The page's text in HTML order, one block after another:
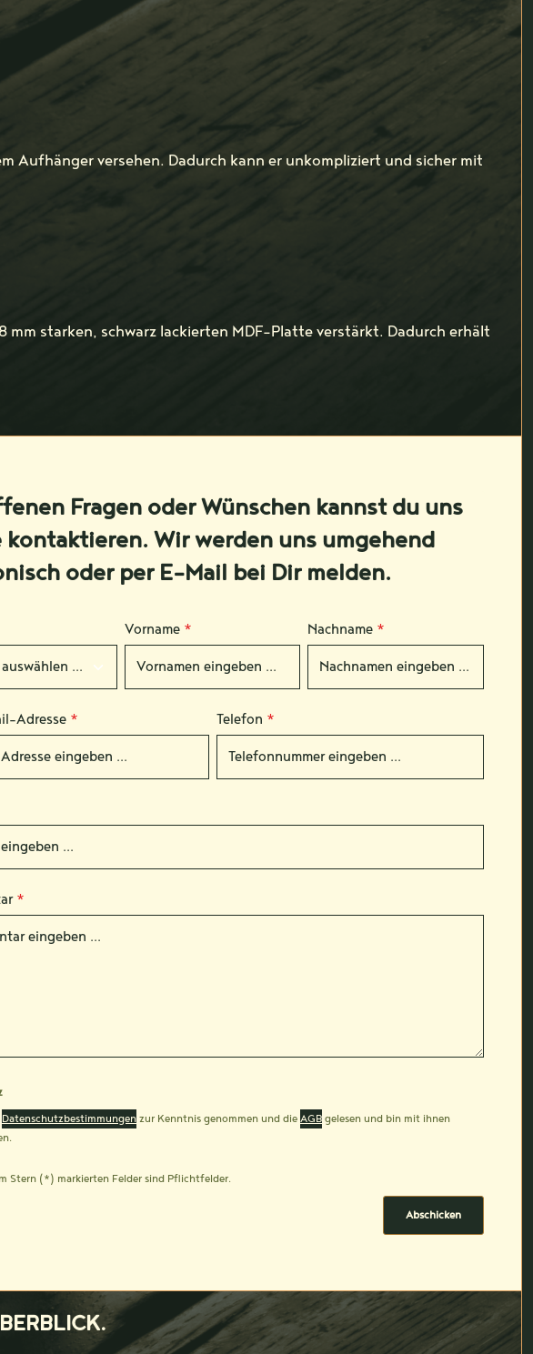
Aufhänger versehen. Dadurch kann er unkompliziert und sicher mit
mm starken, schwarz lackierten MDF-Platte verstärkt. Dadurch erhält
Fragen oder Wünschen kannst du uns
kontaktieren. Wir werden uns umgehend
oder per E-Mail bei Dir melden.
Vorname * Nachname *
Adresse * Telefon *
*
Datenschutzbestimmungen zur Kenntnis genommen und die AGB gelesen und bin mit ihnen
Stern (*) markierten Felder sind Pflichtfelder.
Abschicken